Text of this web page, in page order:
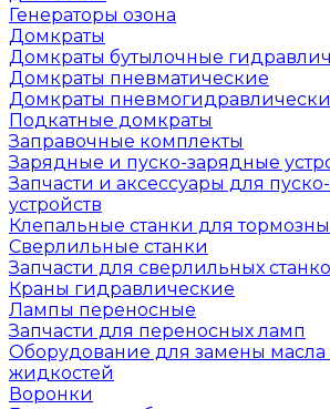
Генераторы озона
Домкраты
Домкраты бутылочные
Домкраты пневматические
Домкраты
Подкатные домкраты
Заправочные комплекты
Зарядные и пуско-зарядные
Запчасти и аксессуары для
устройств
Клепальные станки для
Сверлильные станки
Запчасти для сверлильных
Краны гидравлические
Лампы переносные
Запчасти для переносных ламп
Оборудование для замены масла
жидкостей
Воронки